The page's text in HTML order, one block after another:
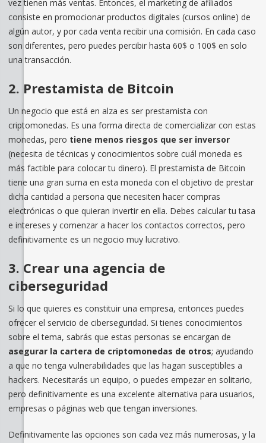
vez tienen más ventas. Entonces, el marketing de afiliados
consiste en promocionar productos digitales (cursos online) de
algún autor, y por cada venta recibir una comisión. En cada caso
son diferentes, pero puedes percibir hasta 60$ o 100$ en solo
una transacción.
2. Prestamista de Bitcoin
Un negocio que está en alza es ser prestamista con
criptomonedas. Es una forma directa de comercializar con estas
monedas, pero tiene menos riesgos que ser inversor
(necesita de técnicas y conocimientos sobre cuál moneda es
más factible para colocar tu dinero). El prestamista de Bitcoin
tiene una gran suma en esta moneda con el objetivo de prestar
dicha cantidad a persona que necesiten hacer compras
electrónicas o que quieran invertir en ella. Debes calcular tu tasa
e intereses y comenzar a hacer los contactos correctos, pero
definitivamente es un negocio muy lucrativo.
3. Crear una agencia de
ciberseguridad
Si lo que quieres es constituir una empresa, entonces puedes
ofrecer el servicio de ciberseguridad. Si tienes conocimientos
sobre el tema, sabrás que estas personas se encargan de
asegurar la cartera de criptomonedas de otros; ayudando
a que no tenga vulnerabilidades que las hagan susceptibles a
hackers. Necesitarás un equipo, o puedes empezar en solitario,
pero definitivamente es una excelente alternativa para usuarios,
empresas o páginas web que tengan inversiones.
Definitivamente las opciones son cada vez más numerosas, y la